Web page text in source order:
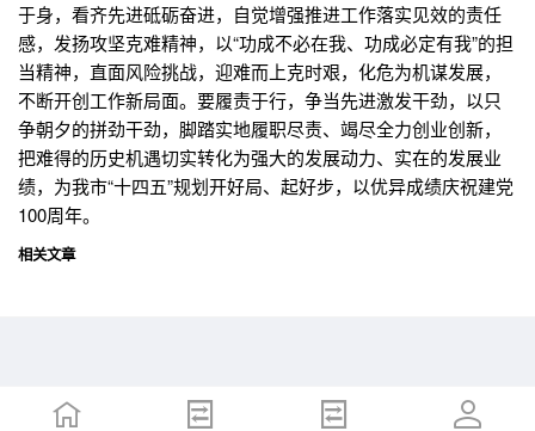
于身，看齐先进砥砺奋进，自觉增强推进工作落实见效的责任
感，发扬攻坚克难精神，以“功成不必在我、功成必定有我”的担
当精神，直面风险挑战，迎难而上克时艰，化危为机谋发展，
不断开创工作新局面。要履责于行，争当先进激发干劲，以只
争朝夕的拼劲干劲，脚踏实地履职尽责、竭尽全力创业创新，
把难得的历史机遇切实转化为强大的发展动力、实在的发展业
绩，为我市“十四五”规划开好局、起好步，以优异成绩庆祝建党
100周年。
相关文章